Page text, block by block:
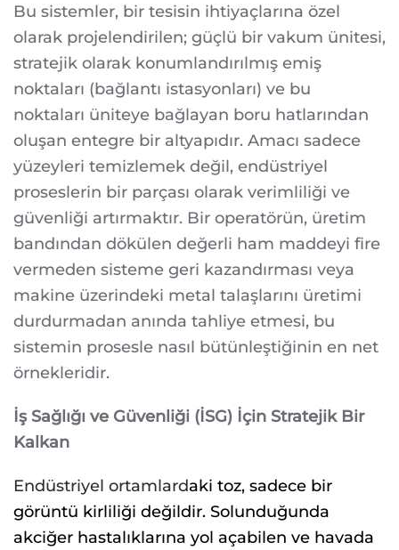
Bu sistemler, bir tesisin ihtiyaçlarına özel
olarak projelendirilen; güçlü bir vakum ünitesi,
stratejik olarak konumlandırılmış emiş
noktaları (bağlantı istasyonları) ve bu
noktaları üniteye bağlayan boru hatlarından
oluşan entegre bir altyapıdır. Amacı sadece
yüzeyleri temizlemek değil, endüstriyel
proseslerin bir parçası olarak verimliliği ve
güvenliği artırmaktır. Bir operatörün, üretim
bandından dökülen değerli ham maddeyi fire
vermeden sisteme geri kazandırması veya
makine üzerindeki metal talaşlarını üretimi
durdurmadan anında tahliye etmesi, bu
sistemin prosesle nasıl bütünleştiğinin en net
örnekleridir.
İş Sağlığı ve Güvenliği (İSG) İçin Stratejik Bir
Kalkan
Endüstriyel ortamlardaki toz, sadece bir
görüntü kirliliği değildir. Solunduğunda
akciğer hastalıklarına yol açabilen ve havada